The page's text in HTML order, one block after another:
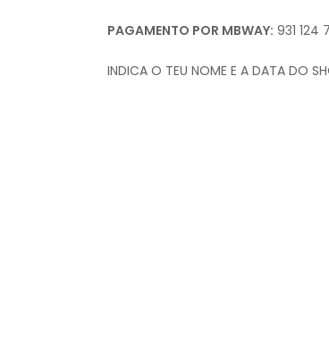
PAGAMENTO POR MBWAY: 931 124
INDICA O TEU NOME E A DATA DO